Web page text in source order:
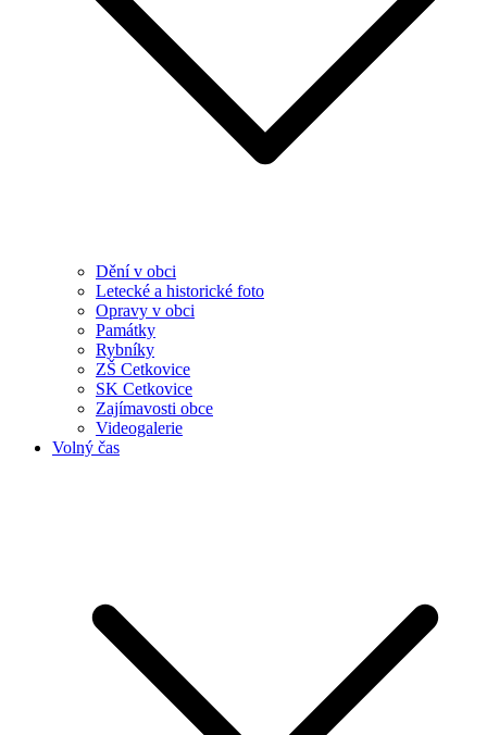
Dění v obci
Letecké a historické foto
Opravy v obci
Památky
Rybníky
ZŠ Cetkovice
SK Cetkovice
Zajímavosti obce
Videogalerie
Volný čas